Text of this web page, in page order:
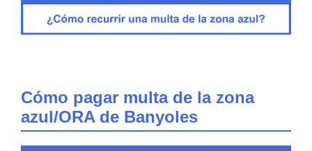
Cómo pagar multa de la zona
azul/ORA de Banyoles